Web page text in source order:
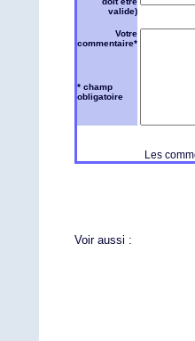
valide)
Votre
commentaire*
* champ
obligatoire
Les
Voir aussi :